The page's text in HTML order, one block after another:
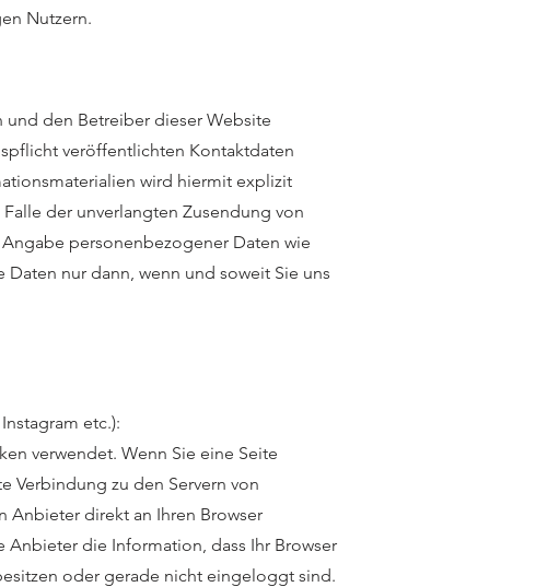
Nutzern.
und den Betreiber dieser Website
veröffentlichten Kontaktdaten
wird hiermit explizit
der unverlangten Zusendung von
personenbezogener Daten wie
nur dann, wenn und soweit Sie uns
etc.):
verwendet. Wenn Sie eine Seite
Verbindung zu den Servern von
Anbieter direkt an Ihren Browser
die Information, dass Ihr Browser
oder gerade nicht eingeloggt sind.